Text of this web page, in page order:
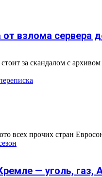
взлома сервера
за скандалом с
всех прочих стран
— уголь, газ,